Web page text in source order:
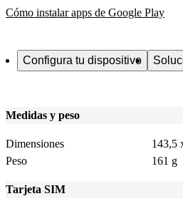
Cómo instalar apps de Google Play
Configura tu dispositivo
Medidas y peso
Dimensiones
143,5
Peso
161 g
Tarjeta SIM